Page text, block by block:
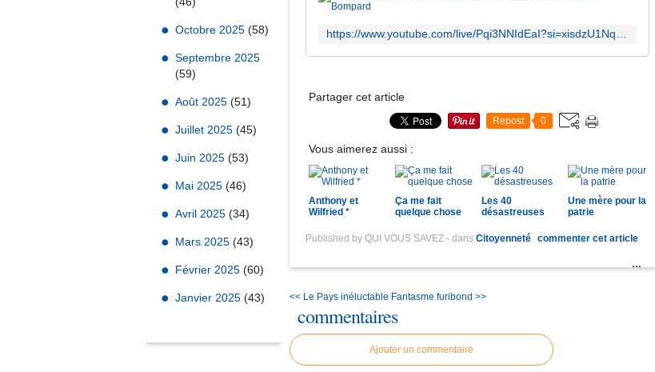
Octobre 2025 (58)
Septembre 2025
(59)
Août 2025 (51)
Juillet 2025 (45)
Juin 2025 (53)
Mai 2025 (46)
Avril 2025 (34)
Mars 2025 (43)
Février 2025 (60)
Janvier 2025 (43)
Partager cet article
Repost 0
Vous aimerez aussi :
Anthony et
Wilfried *
Ça me fait
quelque chose
Les 40
désastreuses
Une mère pour la
patrie
Published by QUI VOUS SAVEZ - dans Citoyenneté commenter cet article
…
<< Le Pays inéluctable Fantasme furibond >>
commentaires
Ajouter un commentaire